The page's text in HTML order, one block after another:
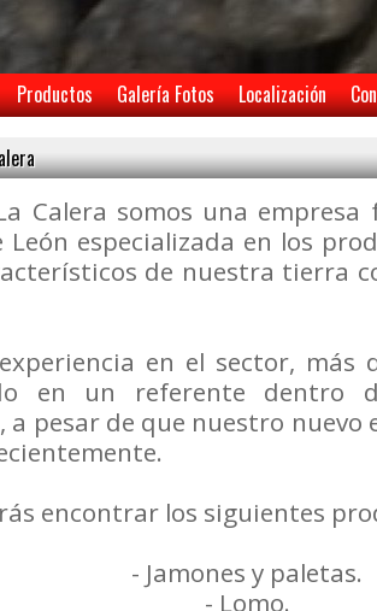
Productos Galería Fotos Localización
Calera somos una
León especializada en los
de nuestra tierra
en el sector, más
en un referente dentro
a pesar de que nuestro nuevo
encontrar los siguientes
- Jamones y paletas.
- Lomo.